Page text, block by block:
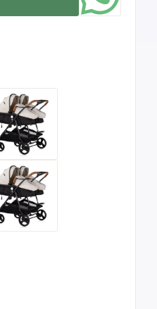
do
Jednokratno
Jednokratno
Jednokratno